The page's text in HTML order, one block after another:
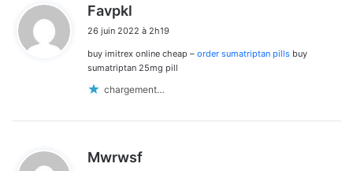
Favpkl
t
:
26 juin 2022 à 2h19
buy imitrex online cheap – order sumatriptan pills buy
sumatriptan 25mg pill
chargement…
Mwrwsf